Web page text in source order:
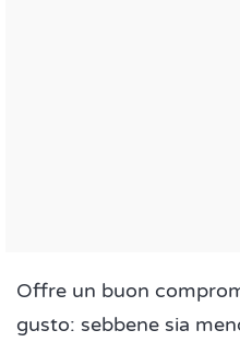
Offre un buon
gusto: sebbene sia